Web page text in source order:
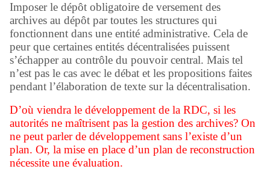
Imposer le dépôt obligatoire de versement des
archives au dépôt par toutes les structures qui
fonctionnent dans une entité administrative. Cela de
peur que certaines entités décentralisées puissent
s’échapper au contrôle du pouvoir central. Mais tel
n’est pas le cas avec le débat et les propositions faites
pendant l’élaboration de texte sur la décentralisation.
D’où viendra le développement de la RDC, si les
autorités ne maîtrisent pas la gestion des archives? On
ne peut parler de développement sans l’existe d’un
plan. Or, la mise en place d’un plan de reconstruction
nécessite une évaluation.